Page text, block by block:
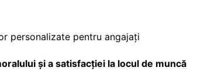
personalizate pentru angajați
și a satisfacției la locul de muncă